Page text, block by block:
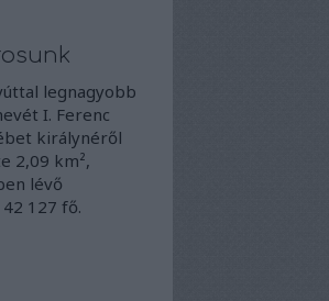
legnagyobb
I. Ferenc
királynéről
2,09 km²,
lévő
127 fő.